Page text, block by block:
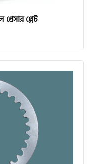
প্লেট